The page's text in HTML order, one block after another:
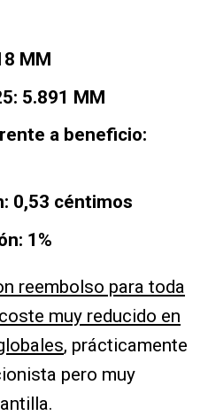
MM
5.891 MM
a beneficio:
0,53 céntimos
1%
reembolso para toda
muy reducido en
, prácticamente
pero muy